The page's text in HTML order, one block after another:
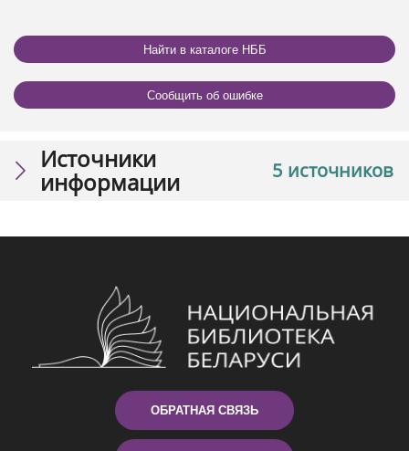
Найти в каталоге НББ
Сообщить об ошибке
5 источников
Источники
информации
ОБРАТНАЯ СВЯЗЬ